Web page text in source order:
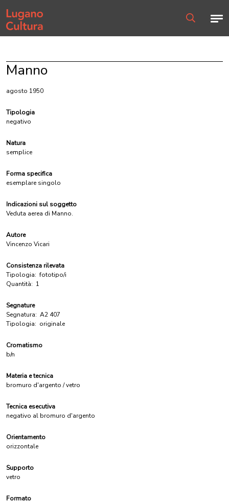
Home page
Manno
agosto 1950
Tipologia
negativo
Natura
semplice
Forma specifica
esemplare singolo
Indicazioni sul soggetto
Veduta aerea di Manno.
Autore
Vincenzo Vicari
Consistenza rilevata
Tipologia: fototipo/i
Quantità: 1
Segnature
Segnatura: A2 407
Tipologia: originale
Cromatismo
b/n
Materia e tecnica
bromuro d'argento / vetro
Tecnica esecutiva
negativo al bromuro d'argento
Orientamento
orizzontale
Supporto
vetro
Formato